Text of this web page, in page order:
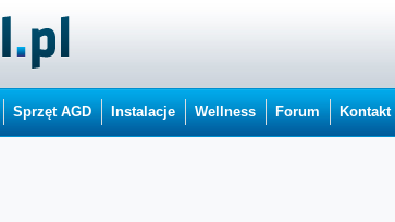
Sprzęt AGD Instalacje Wellness Forum Kontakt